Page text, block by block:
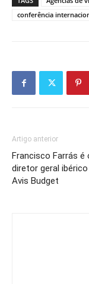
conferência
Artigo anterior
Francisco Farrás é
diretor geral
Avis Budget